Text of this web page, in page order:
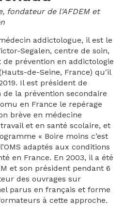
fondateur de l'AFDEM et
addictologue, il est le
Segalen, centre de soin,
de prévention en addictologie
de-Seine, France) qu'il
Il est président de
la prévention secondaire
en France le repérage
brève en médecine
et en santé scolaire, et
« Boire moins c’est
adaptés aux conditions
en France. En 2003, il a été
et son président pendant 6
des ouvrages sur
parus en français et forme
à cette approche.